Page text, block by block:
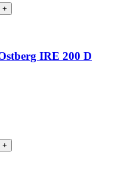
IRE 200 D